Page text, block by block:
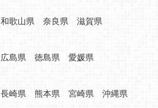
和歌山県 奈良県 滋賀県
広島県 徳島県 愛媛県
長崎県 熊本県 宮崎県 沖縄県